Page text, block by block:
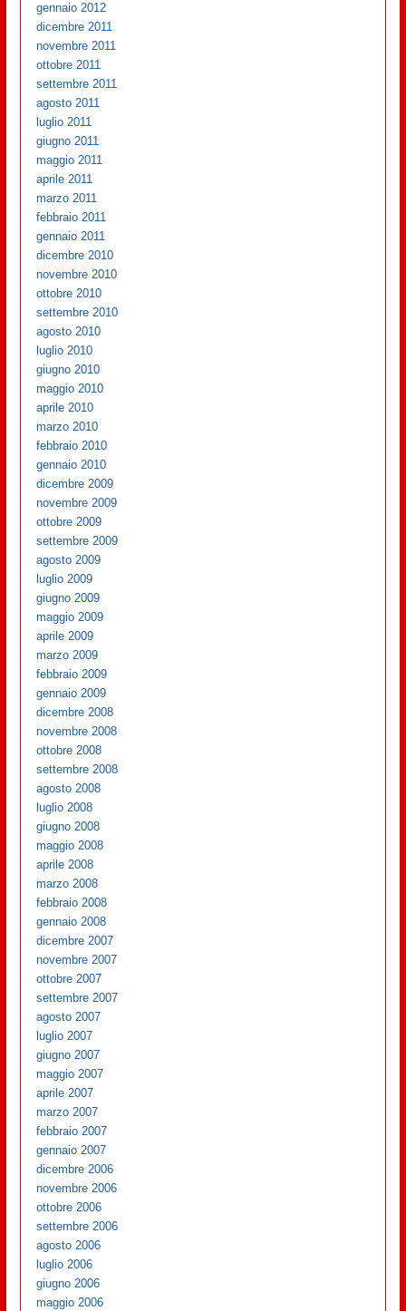
gennaio 2012
dicembre 2011
novembre 2011
ottobre 2011
settembre 2011
agosto 2011
luglio 2011
giugno 2011
maggio 2011
aprile 2011
marzo 2011
febbraio 2011
gennaio 2011
dicembre 2010
novembre 2010
ottobre 2010
settembre 2010
agosto 2010
luglio 2010
giugno 2010
maggio 2010
aprile 2010
marzo 2010
febbraio 2010
gennaio 2010
dicembre 2009
novembre 2009
ottobre 2009
settembre 2009
agosto 2009
luglio 2009
giugno 2009
maggio 2009
aprile 2009
marzo 2009
febbraio 2009
gennaio 2009
dicembre 2008
novembre 2008
ottobre 2008
settembre 2008
agosto 2008
luglio 2008
giugno 2008
maggio 2008
aprile 2008
marzo 2008
febbraio 2008
gennaio 2008
dicembre 2007
novembre 2007
ottobre 2007
settembre 2007
agosto 2007
luglio 2007
giugno 2007
maggio 2007
aprile 2007
marzo 2007
febbraio 2007
gennaio 2007
dicembre 2006
novembre 2006
ottobre 2006
settembre 2006
agosto 2006
luglio 2006
giugno 2006
maggio 2006